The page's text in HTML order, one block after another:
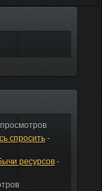
спросить-
ресурсов-